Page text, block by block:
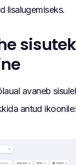
lisalugemiseks.
avaneb
antud ikoonile: